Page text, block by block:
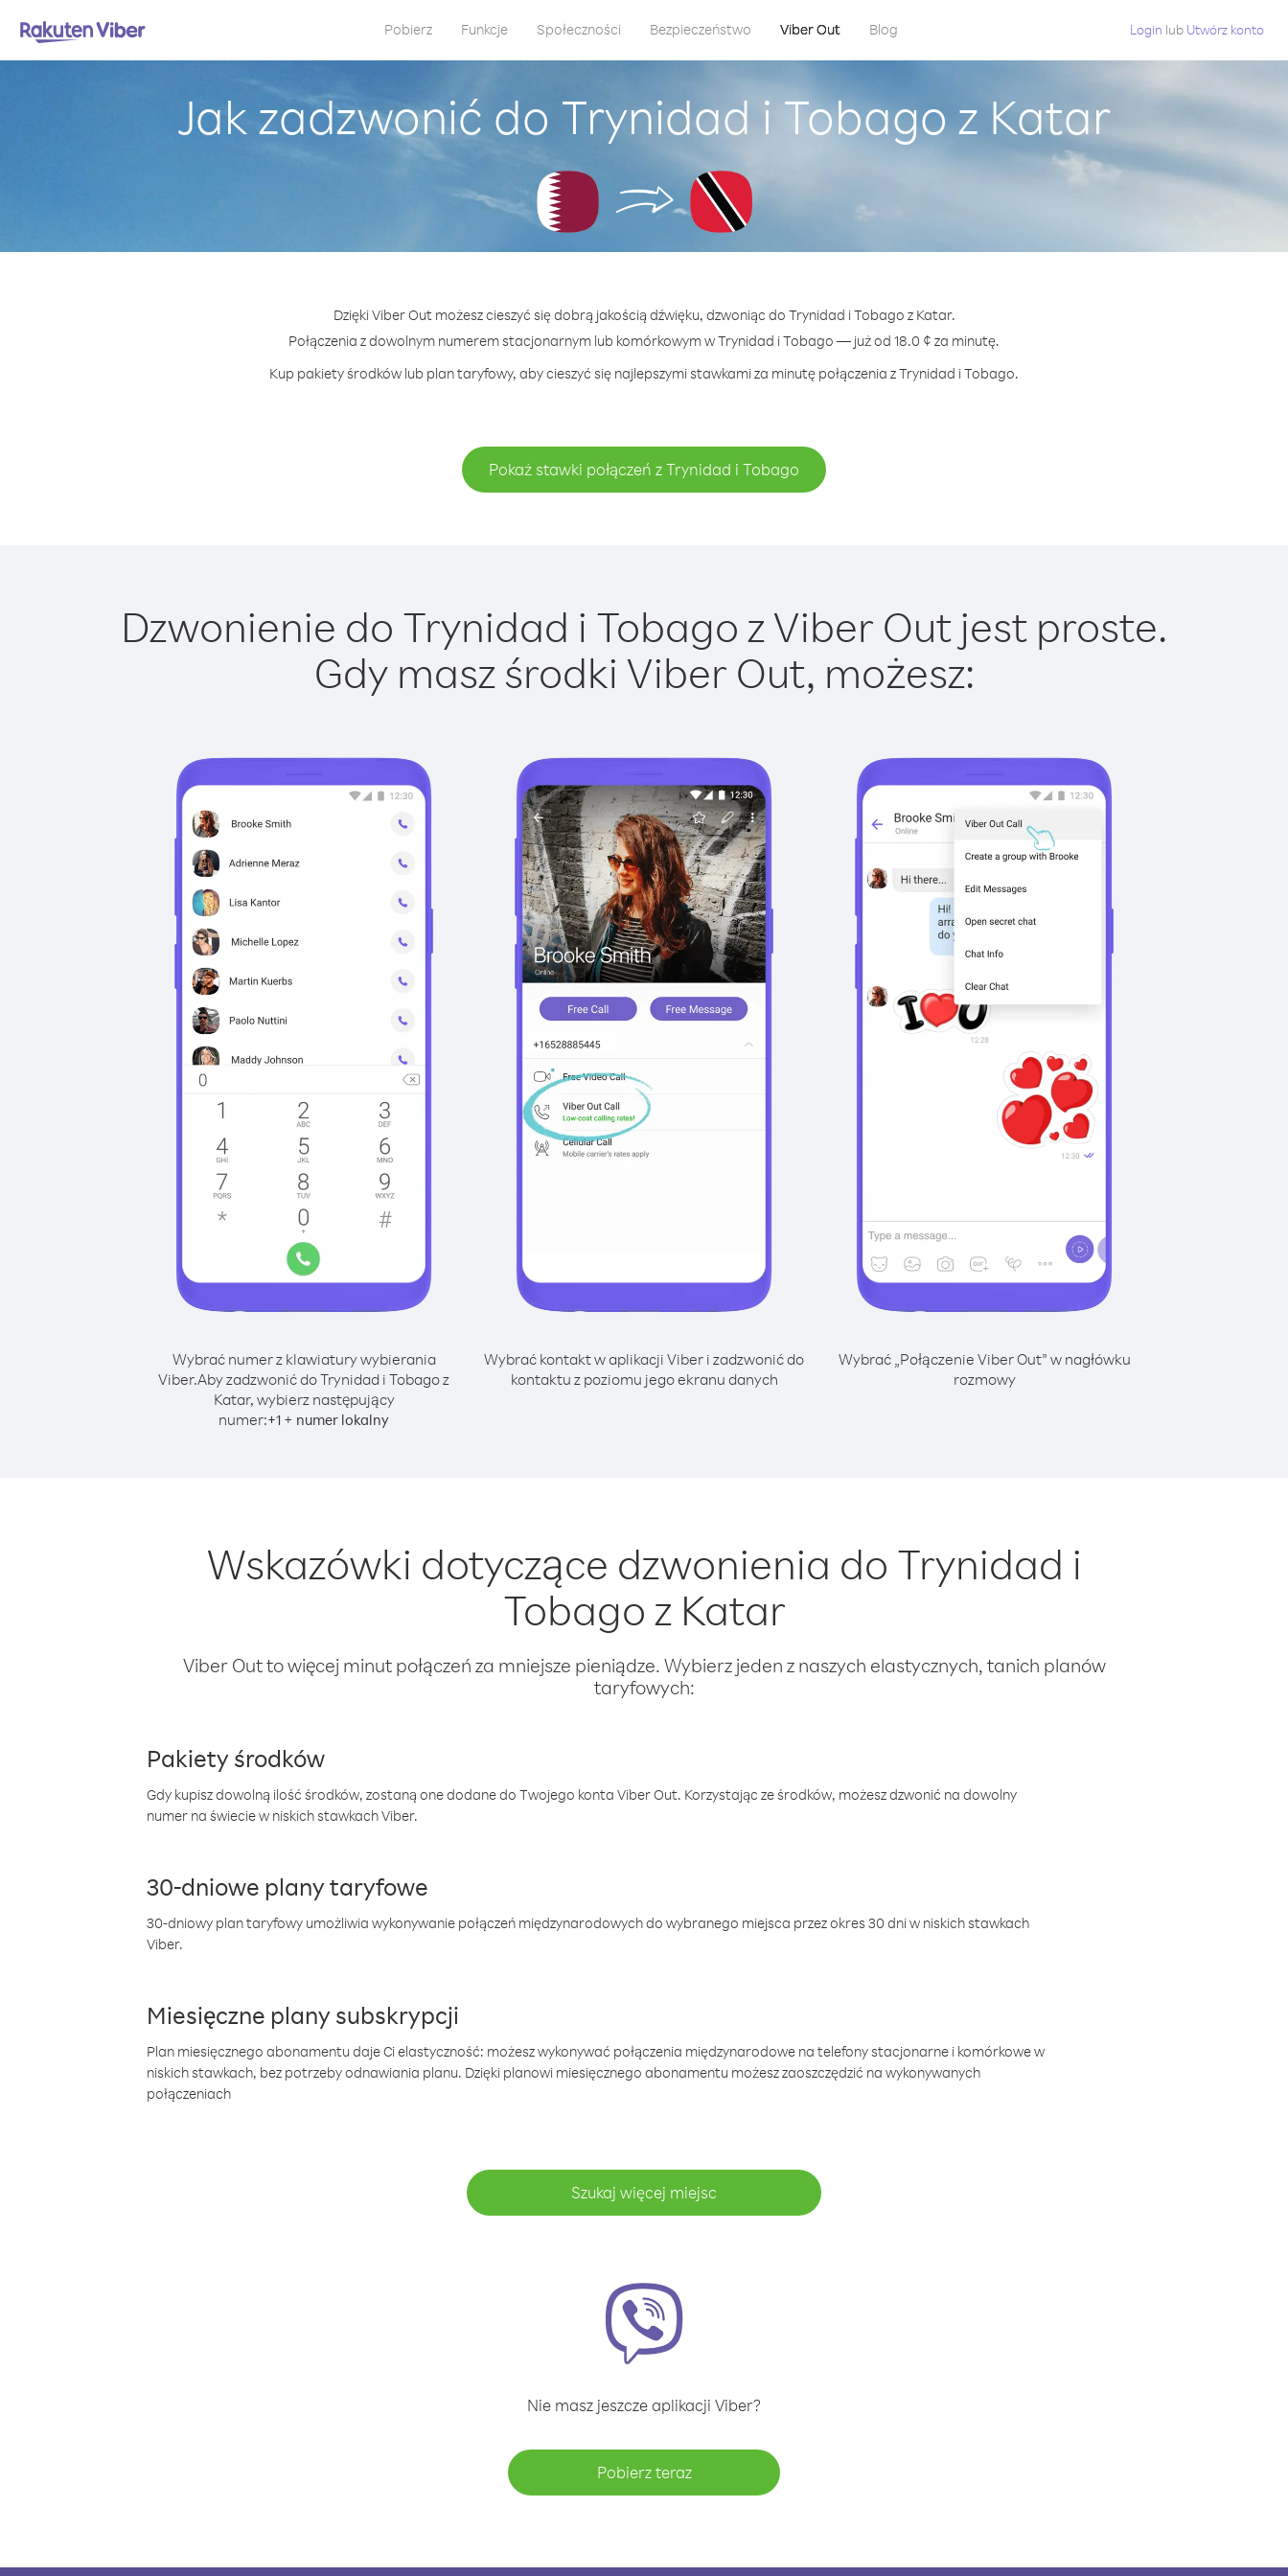
Pobierz Funkcje Społeczności Bezpieczeństwo Viber Out Blog Login lub Utwórz konto
Jak zadzwonić do Trynidad i Tobago z Katar
Dzięki Viber Out możesz cieszyć się dobrą jakością dźwięku, dzwoniąc do Trynidad i Tobago z Katar.
Połączenia z dowolnym numerem stacjonarnym lub komórkowym w Trynidad i Tobago — już od 18.0 ¢ za minutę.
Kup pakiety środków lub plan taryfowy, aby cieszyć się najlepszymi stawkami za minutę połączenia z Trynidad i Tobago.
Pokaż stawki połączeń z Trynidad i Tobago
Dzwonienie do Trynidad i Tobago z Viber Out jest proste.
Gdy masz środki Viber Out, możesz:
Wybrać numer z klawiatury wybierania
Viber.Aby zadzwonić do Trynidad i Tobago z
Katar, wybierz następujący
numer:+1 + numer lokalny
Wybrać kontakt w aplikacji Viber i zadzwonić do
kontaktu z poziomu jego ekranu danych
Wybrać „Połączenie Viber Out” w nagłówku
rozmowy
Wskazówki dotyczące dzwonienia do Trynidad i
Tobago z Katar
Viber Out to więcej minut połączeń za mniejsze pieniądze. Wybierz jeden z naszych elastycznych, tanich planów
taryfowych:
Pakiety środków
Gdy kupisz dowolną ilość środków, zostaną one dodane do Twojego konta Viber Out. Korzystając ze środków, możesz dzwonić na dowolny
numer na świecie w niskich stawkach Viber.
30-dniowe plany taryfowe
30-dniowy plan taryfowy umożliwia wykonywanie połączeń międzynarodowych do wybranego miejsca przez okres 30 dni w niskich stawkach
Viber.
Miesięczne plany subskrypcji
Plan miesięcznego abonamentu daje Ci elastyczność: możesz wykonywać połączenia międzynarodowe na telefony stacjonarne i komórkowe w
niskich stawkach, bez potrzeby odnawiania planu. Dzięki planowi miesięcznego abonamentu możesz zaoszczędzić na wykonywanych
połączeniach
Szukaj więcej miejsc
Nie masz jeszcze aplikacji Viber?
Pobierz teraz